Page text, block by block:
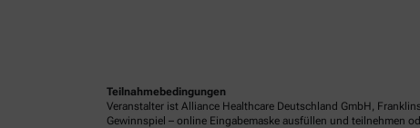
Teilnahmebedingungen
Veranstalter ist Alliance Healthcare Deutschland GmbH,
Gewinnspiel – online Eingabemaske ausfüllen und teilnehmen